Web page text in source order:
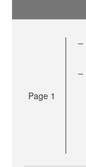
Page 1